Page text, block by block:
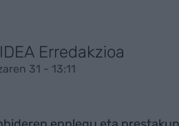
Erredakzioa
31 - 13:11